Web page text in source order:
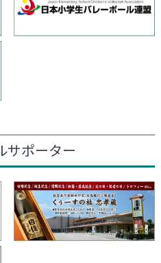
サポーター